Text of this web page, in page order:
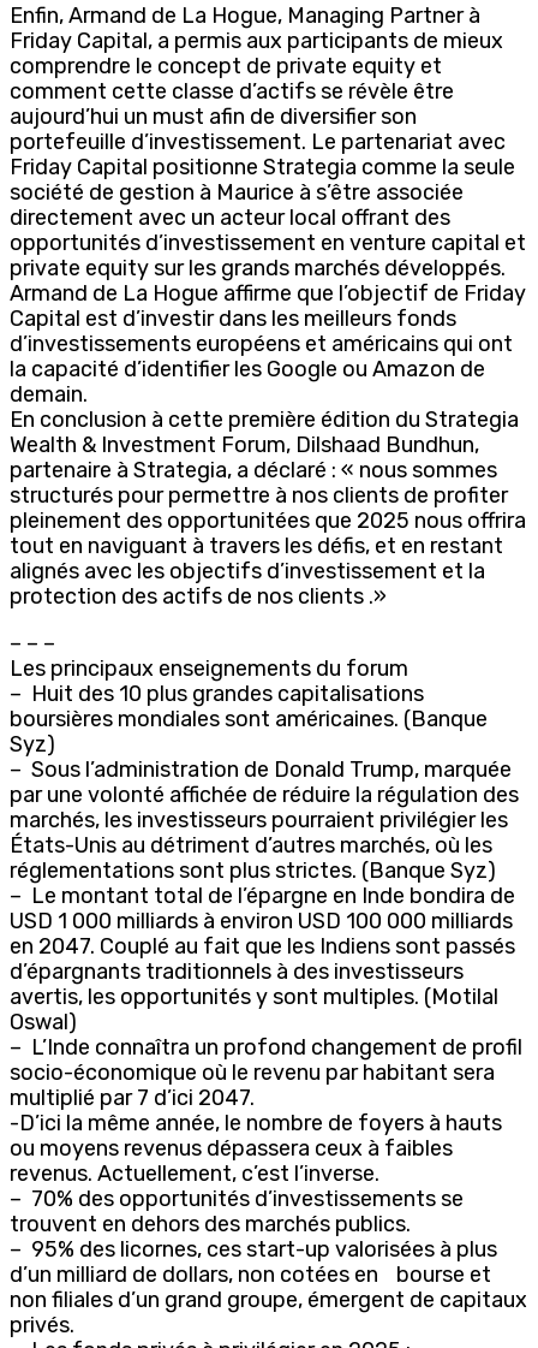
Enfin, Armand de La Hogue, Managing Partner à
Friday Capital, a permis aux participants de mieux
comprendre le concept de private equity et
comment cette classe d’actifs se révèle être
aujourd’hui un must afin de diversifier son
portefeuille d’investissement. Le partenariat avec
Friday Capital positionne Strategia comme la seule
société de gestion à Maurice à s’être associée
directement avec un acteur local offrant des
opportunités d’investissement en venture capital et
private equity sur les grands marchés développés.
Armand de La Hogue affirme que l’objectif de Friday
Capital est d’investir dans les meilleurs fonds
d’investissements européens et américains qui ont
la capacité d’identifier les Google ou Amazon de
demain.
En conclusion à cette première édition du Strategia
Wealth & Investment Forum, Dilshaad Bundhun,
partenaire à Strategia, a déclaré : « nous sommes
structurés pour permettre à nos clients de profiter
pleinement des opportunitées que 2025 nous offrira
tout en naviguant à travers les défis, et en restant
alignés avec les objectifs d’investissement et la
protection des actifs de nos clients .»
– – –
Les principaux enseignements du forum
– Huit des 10 plus grandes capitalisations
boursières mondiales sont américaines. (Banque
Syz)
– Sous l’administration de Donald Trump, marquée
par une volonté affichée de réduire la régulation des
marchés, les investisseurs pourraient privilégier les
États-Unis au détriment d’autres marchés, où les
réglementations sont plus strictes. (Banque Syz)
– Le montant total de l’épargne en Inde bondira de
USD 1 000 milliards à environ USD 100 000 milliards
en 2047. Couplé au fait que les Indiens sont passés
d’épargnants traditionnels à des investisseurs
avertis, les opportunités y sont multiples. (Motilal
Oswal)
– L’Inde connaîtra un profond changement de profil
socio-économique où le revenu par habitant sera
multiplié par 7 d’ici 2047.
-D’ici la même année, le nombre de foyers à hauts
ou moyens revenus dépassera ceux à faibles
revenus. Actuellement, c’est l’inverse.
– 70% des opportunités d’investissements se
trouvent en dehors des marchés publics.
– 95% des licornes, ces start-up valorisées à plus
d’un milliard de dollars, non cotées en bourse et
non filiales d’un grand groupe, émergent de capitaux
privés.